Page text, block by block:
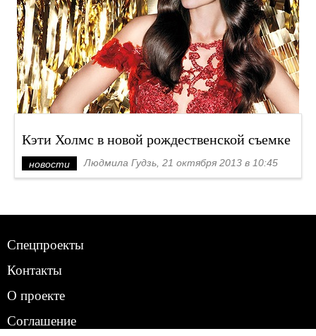
Кэти Холмс в новой рождественской съемке
новости Людмила Гудзь, 21 октября 2013 в 10:45
Спецпроекты
Контакты
О проекте
Соглашение